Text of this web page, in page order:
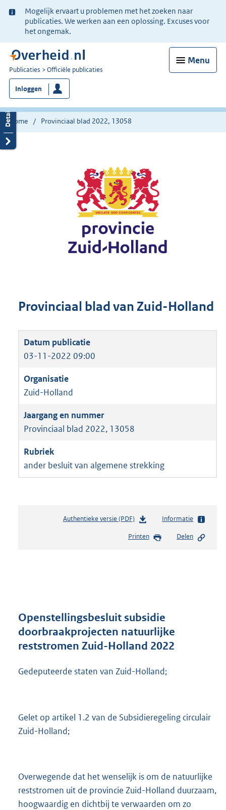
Ter
informatie:
Mogelijk ervaart u problemen met het zoeken naar
publicaties. We werken aan een oplossing. Excuses voor
het ongemak.
Menu
U
bent
nu
hier:
Publicaties Officiële publicaties
Inloggen
Home Provinciaal blad 2022, 13058
Provinciaal blad van Zuid-Holland
03-11-2022 09:00
Zuid-Holland
Provinciaal blad 2022, 13058
ander besluit van algemene strekking
Authentieke versie (PDF)b
s
r
o
t
e
M
Informatie
Printen Delen
Openstellingsbesluit subsidie
doorbraakprojecten natuurlijke
reststromen Zuid-Holland 2022
Gedeputeerde staten van Zuid-Holland;
Gelet op artikel 1.2 van de Subsidieregeling circulair
Zuid-Holland;
Overwegende dat het wenselijk is om de natuurlijke
reststromen uit de provincie Zuid-Holland duurzaam,
hoogwaardig en dichtbij te verwaarden om zo